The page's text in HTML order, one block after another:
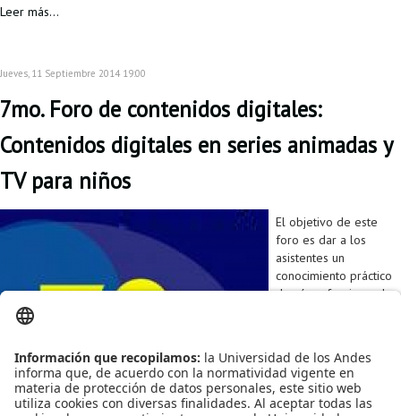
Leer más...
Jueves, 11 Septiembre 2014 19:00
7mo. Foro de contenidos digitales:
Contenidos digitales en series animadas y
TV para niños
El objetivo de este
foro es dar a los
asistentes un
conocimiento práctico
de cómo funciona el
ejemplos reales y
dejando a la audiencia
con la comprensión y